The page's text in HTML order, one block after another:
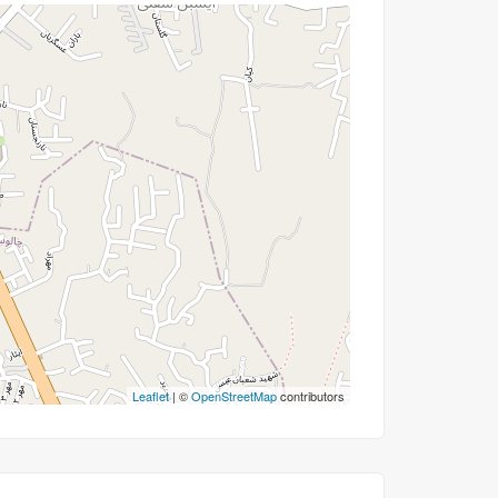
Leaflet| ©OpenStreetMapcontributors